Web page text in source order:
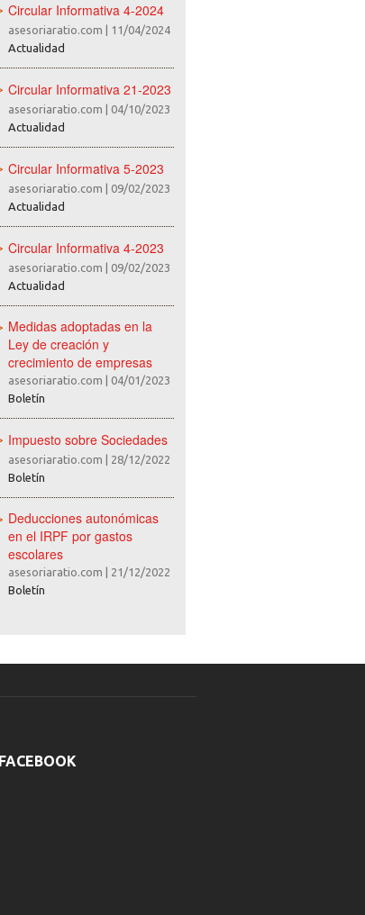
Circular Informativa 4-2024
asesoriaratio.com
11/04/2024
Actualidad
Circular Informativa 21-2023
asesoriaratio.com
04/10/2023
Actualidad
Circular Informativa 5-2023
asesoriaratio.com
09/02/2023
Actualidad
Circular Informativa 4-2023
asesoriaratio.com
09/02/2023
Actualidad
Medidas adoptadas en la
Ley de creación y
crecimiento de empresas
asesoriaratio.com
04/01/2023
Boletín
Impuesto sobre Sociedades
asesoriaratio.com
28/12/2022
Boletín
Deducciones autonómicas
en el IRPF por gastos
escolares
asesoriaratio.com
21/12/2022
Boletín
FACEBOOK